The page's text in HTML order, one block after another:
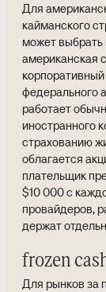
Для
кайманского
может выбрать
американская
федерального
работает
иностранного
страхованию
облагается
плательщик
$10 000 с
провайдеров,
держат
frozen
Для рынков за